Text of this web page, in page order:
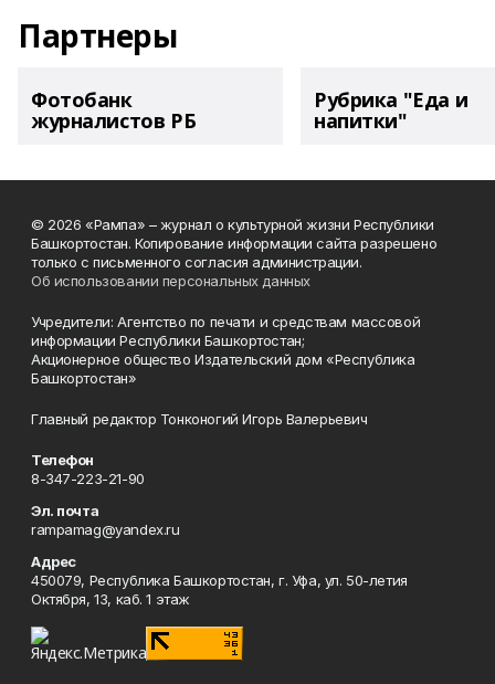
Партнеры
Фотобанк
журналистов РБ
Рубрика "Еда и
напитки"
© 2026 «Рампа» – журнал о культурной жизни Республики
Башкортостан. Копирование информации сайта разрешено
только с письменного согласия администрации.
Об использовании персональных данных
Учредители: Агентство по печати и средствам массовой
информации Республики Башкортостан;
Акционерное общество Издательский дом «Республика
Башкортостан»
Главный редактор Тонконогий Игорь Валерьевич
Телефон
8-347-223-21-90
Эл. почта
rampamag@yandex.ru
Адрес
450079, Республика Башкортостан, г. Уфа, ул. 50-летия
Октября, 13, каб. 1 этаж